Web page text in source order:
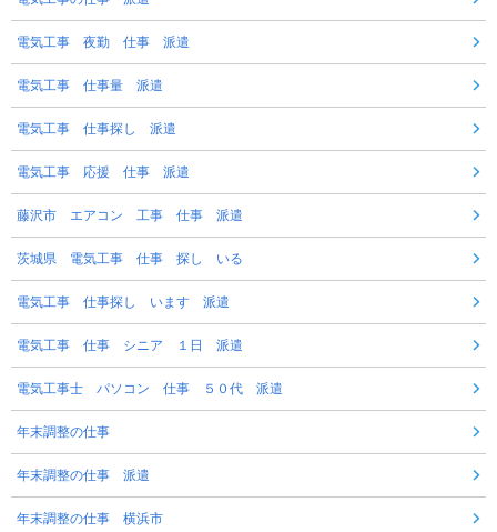
電気工事 夜勤 仕事 派遣
電気工事 仕事量 派遣
電気工事 仕事探し 派遣
電気工事 応援 仕事 派遣
藤沢市 エアコン 工事 仕事 派遣
茨城県 電気工事 仕事 探し いる
電気工事 仕事探し います 派遣
電気工事 仕事 シニア １日 派遣
電気工事士 パソコン 仕事 ５０代 派遣
年末調整の仕事
年末調整の仕事 派遣
年末調整の仕事 横浜市